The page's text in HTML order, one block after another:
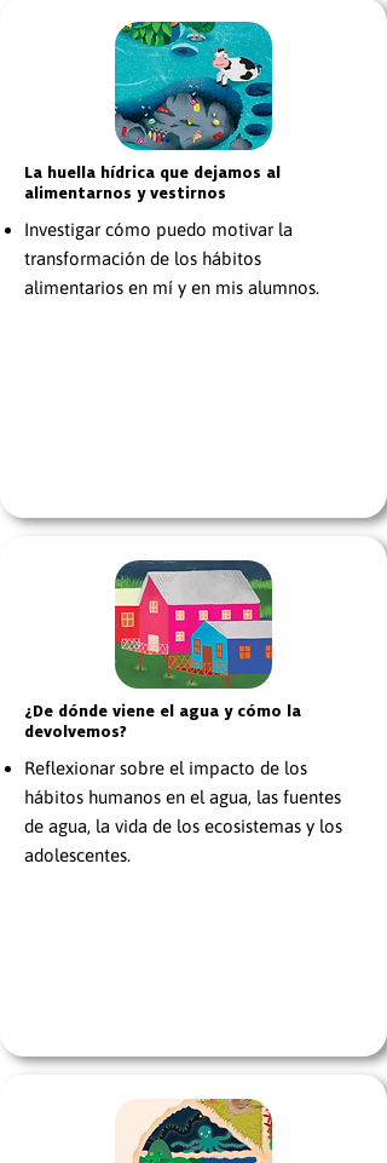
La huella hídrica que dejamos al
alimentarnos y vestirnos
Investigar cómo puedo motivar la
transformación de los hábitos
alimentarios en mí y en mis alumnos.
¿De dónde viene el agua y cómo la
devolvemos?
Reflexionar sobre el impacto de los
hábitos humanos en el agua, las fuentes
de agua, la vida de los ecosistemas y los
adolescentes.